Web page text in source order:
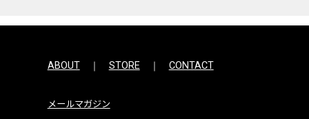
ABOUT STORE CONTACT
メールマガジン